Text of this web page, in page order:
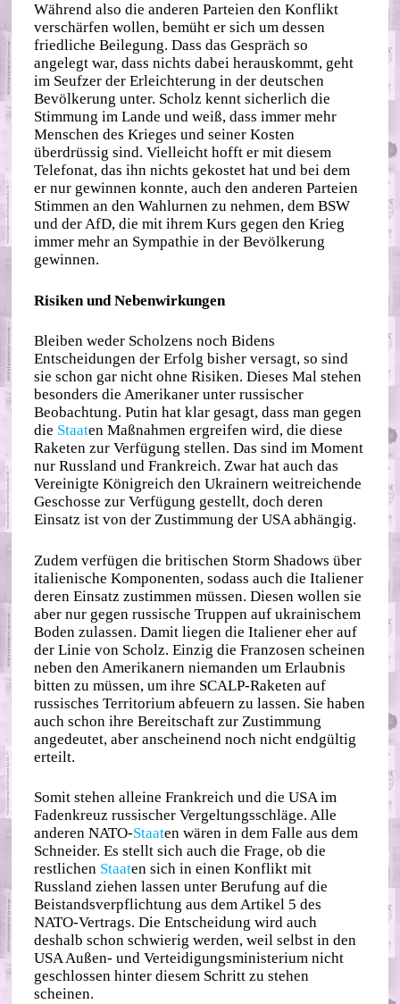
Während also die anderen Parteien den Konflikt
verschärfen wollen, bemüht er sich um dessen
friedliche Beilegung. Dass das Gespräch so
angelegt war, dass nichts dabei herauskommt, geht
im Seufzer der Erleichterung in der deutschen
Bevölkerung unter. Scholz kennt sicherlich die
Stimmung im Lande und weiß, dass immer mehr
Menschen des Krieges und seiner Kosten
überdrüssig sind. Vielleicht hofft er mit diesem
Telefonat, das ihn nichts gekostet hat und bei dem
er nur gewinnen konnte, auch den anderen Parteien
Stimmen an den Wahlurnen zu nehmen, dem BSW
und der AfD, die mit ihrem Kurs gegen den Krieg
immer mehr an Sympathie in der Bevölkerung
gewinnen.
Risiken und Nebenwirkungen
Bleiben weder Scholzens noch Bidens
Entscheidungen der Erfolg bisher versagt, so sind
sie schon gar nicht ohne Risiken. Dieses Mal stehen
besonders die Amerikaner unter russischer
Beobachtung. Putin hat klar gesagt, dass man gegen
die Staaten Maßnahmen ergreifen wird, die diese
Raketen zur Verfügung stellen. Das sind im Moment
nur Russland und Frankreich. Zwar hat auch das
Vereinigte Königreich den Ukrainern weitreichende
Geschosse zur Verfügung gestellt, doch deren
Einsatz ist von der Zustimmung der USA abhängig.
Zudem verfügen die britischen Storm Shadows über
italienische Komponenten, sodass auch die Italiener
deren Einsatz zustimmen müssen. Diesen wollen sie
aber nur gegen russische Truppen auf ukrainischem
Boden zulassen. Damit liegen die Italiener eher auf
der Linie von Scholz. Einzig die Franzosen scheinen
neben den Amerikanern niemanden um Erlaubnis
bitten zu müssen, um ihre SCALP-Raketen auf
russisches Territorium abfeuern zu lassen. Sie haben
auch schon ihre Bereitschaft zur Zustimmung
angedeutet, aber anscheinend noch nicht endgültig
erteilt.
Somit stehen alleine Frankreich und die USA im
Fadenkreuz russischer Vergeltungsschläge. Alle
anderen NATO-Staaten wären in dem Falle aus dem
Schneider. Es stellt sich auch die Frage, ob die
restlichen Staaten sich in einen Konflikt mit
Russland ziehen lassen unter Berufung auf die
Beistandsverpflichtung aus dem Artikel 5 des
NATO-Vertrags. Die Entscheidung wird auch
deshalb schon schwierig werden, weil selbst in den
USA Außen- und Verteidigungsministerium nicht
geschlossen hinter diesem Schritt zu stehen
scheinen.